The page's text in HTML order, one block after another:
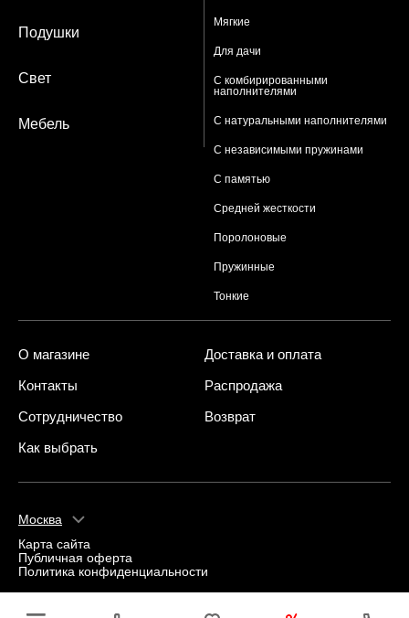
Мягкие
Для дачи
С комбирированными
наполнителями
С натуральными наполнителями
С независимыми пружинами
С памятью
Средней жесткости
Поролоновые
Пружинные
Тонкие
Подушки
Свет
Мебель
О магазине
Доставка и оплата
Контакты
Распродажа
Сотрудничество
Возврат
Как выбрать
Москва
Карта сайта
Публичная оферта
Политика конфиденциальности